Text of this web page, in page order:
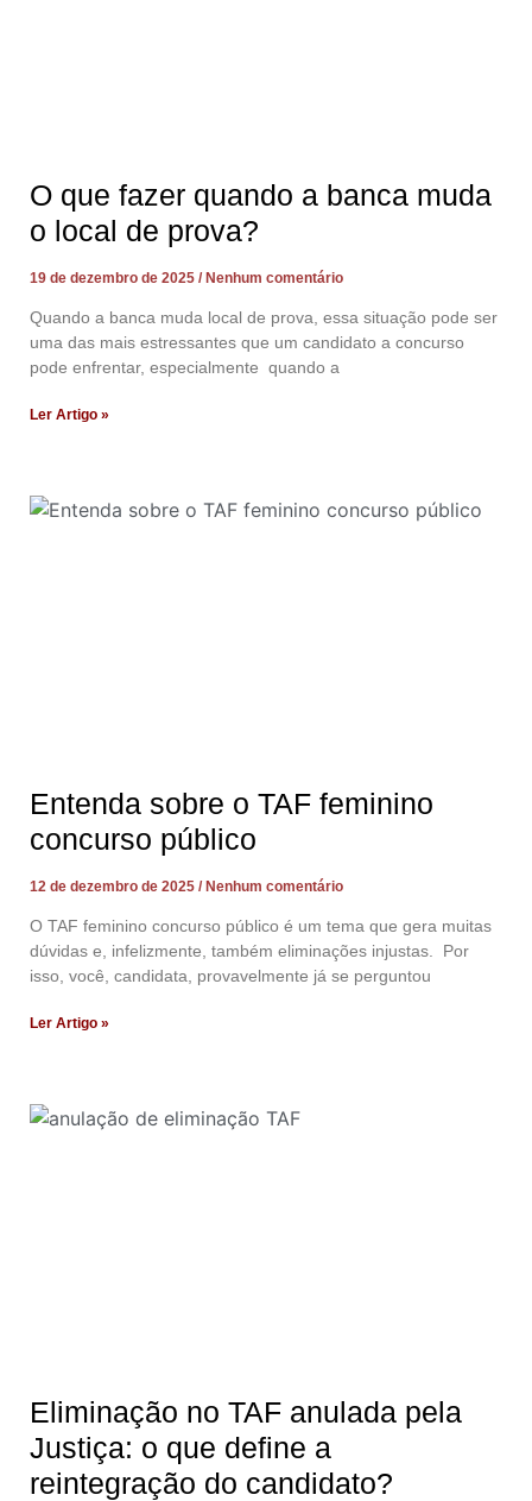
O que fazer quando a banca muda
o local de prova?
19 de dezembro de 2025 Nenhum comentário
Quando a banca muda local de prova, essa situação pode ser
uma das mais estressantes que um candidato a concurso
pode enfrentar, especialmente quando a
Ler Artigo »
Entenda sobre o TAF feminino
concurso público
12 de dezembro de 2025 Nenhum comentário
O TAF feminino concurso público é um tema que gera muitas
dúvidas e, infelizmente, também eliminações injustas. Por
isso, você, candidata, provavelmente já se perguntou
Ler Artigo »
Eliminação no TAF anulada pela
Justiça: o que define a
reintegração do candidato?